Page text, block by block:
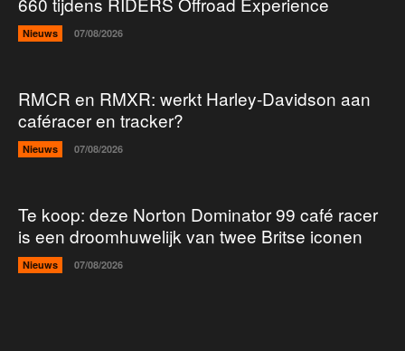
Nieuws 07/08/2026
RMCR en RMXR: werkt Harley-Davidson aan
caféracer en tracker?
Nieuws 07/08/2026
Te koop: deze Norton Dominator 99 café racer
is een droomhuwelijk van twee Britse iconen
Nieuws 07/08/2026